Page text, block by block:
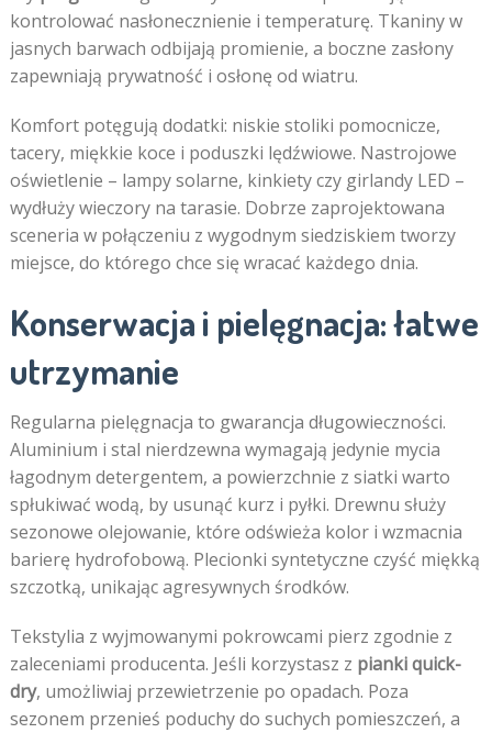
kontrolować nasłonecznienie i temperaturę. Tkaniny w
jasnych barwach odbijają promienie, a boczne zasłony
zapewniają prywatność i osłonę od wiatru.
Komfort potęgują dodatki: niskie stoliki pomocnicze,
tacery, miękkie koce i poduszki lędźwiowe. Nastrojowe
oświetlenie – lampy solarne, kinkiety czy girlandy LED –
wydłuży wieczory na tarasie. Dobrze zaprojektowana
sceneria w połączeniu z wygodnym siedziskiem tworzy
miejsce, do którego chce się wracać każdego dnia.
Konserwacja i pielęgnacja: łatwe
utrzymanie
Regularna pielęgnacja to gwarancja długowieczności.
Aluminium i stal nierdzewna wymagają jedynie mycia
łagodnym detergentem, a powierzchnie z siatki warto
spłukiwać wodą, by usunąć kurz i pyłki. Drewnu służy
sezonowe olejowanie, które odświeża kolor i wzmacnia
barierę hydrofobową. Plecionki syntetyczne czyść miękką
szczotką, unikając agresywnych środków.
Tekstylia z wyjmowanymi pokrowcami pierz zgodnie z
zaleceniami producenta. Jeśli korzystasz z pianki quick-
dry, umożliwiaj przewietrzenie po opadach. Poza
sezonem przenieś poduchy do suchych pomieszczeń, a